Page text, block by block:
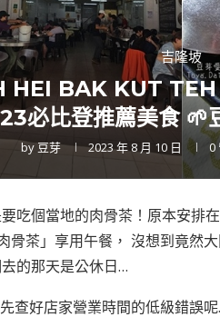
吉隆坡
HEI BAK KUT TEH
必比登推薦美食 🌱
by豆芽 2023 年 8 月 10 日 0
吃個當地的肉骨茶！原本安排在
骨茶」享用午餐， 沒想到竟然
的那天是公休日…
查好店家營業時間的低級錯誤